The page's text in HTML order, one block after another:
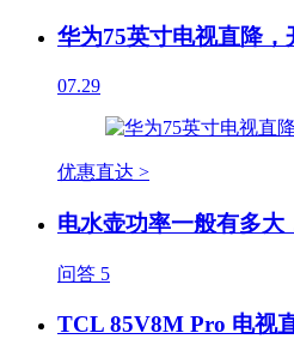
华为75英寸电视直降
07.29
优惠直达 >
电水壶功率一般有多大
问答 5
TCL 85V8M Pro 电视